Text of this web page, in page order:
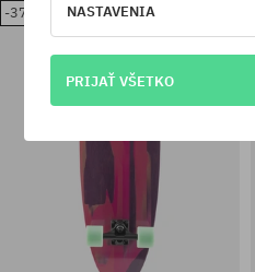
Dostupné veľkosti:
-37% NASTAVENIA
PRIJAŤ VŠETKO